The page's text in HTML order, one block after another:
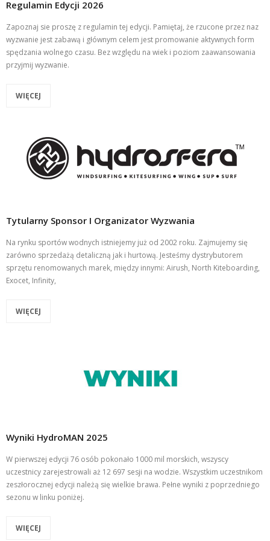
Regulamin Edycji 2026
Zapoznaj sie proszę z regulamin tej edycji. Pamiętaj, że rzucone przez naz
wyzwanie jest zabawą i głównym celem jest promowanie aktywnych form
spędzania wolnego czasu. Bez względu na wiek i poziom zaawansowania
przyjmij wyzwanie.
WIĘCEJ
Tytularny Sponsor I Organizator Wyzwania
Na rynku sportów wodnych istniejemy już od 2002 roku. Zajmujemy się
zarówno sprzedażą detaliczną jak i hurtową. Jesteśmy dystrybutorem
sprzętu renomowanych marek, między innymi: Airush, North Kiteboarding,
Exocet, Infinity,
WIĘCEJ
Wyniki HydroMAN 2025
W pierwszej edycji 76 osób pokonało 1000 mil morskich, wszyscy
uczestnicy zarejestrowali aż 12 697 sesji na wodzie. Wszystkim uczestnikom
zeszłorocznej edycji należą się wielkie brawa. Pełne wyniki z poprzedniego
sezonu w linku poniżej.
WIĘCEJ